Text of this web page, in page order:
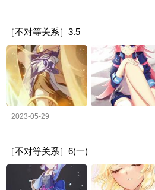
［不对等关系］3.5
2023-05-29
［不对等关系］6(一)